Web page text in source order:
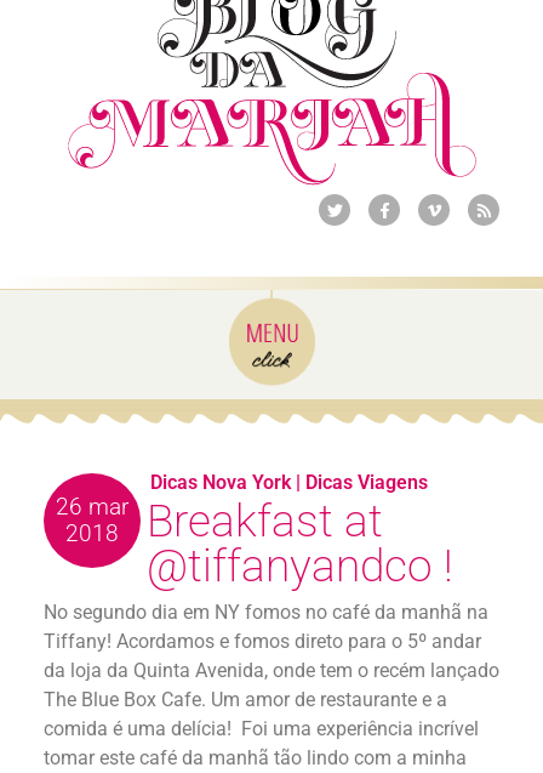
26 mar
2018
Breakfast at
@tiffanyandco !
No segundo dia em NY fomos no café da manhã na
Tiffany! Acordamos e fomos direto para o 5º andar
da loja da Quinta Avenida, onde tem o recém lançado
The Blue Box Cafe. Um amor de restaurante e a
comida é uma delícia! Foi uma experiência incrível
tomar este café da manhã tão lindo com a minha
Dicas Nova York | Dicas Viagens